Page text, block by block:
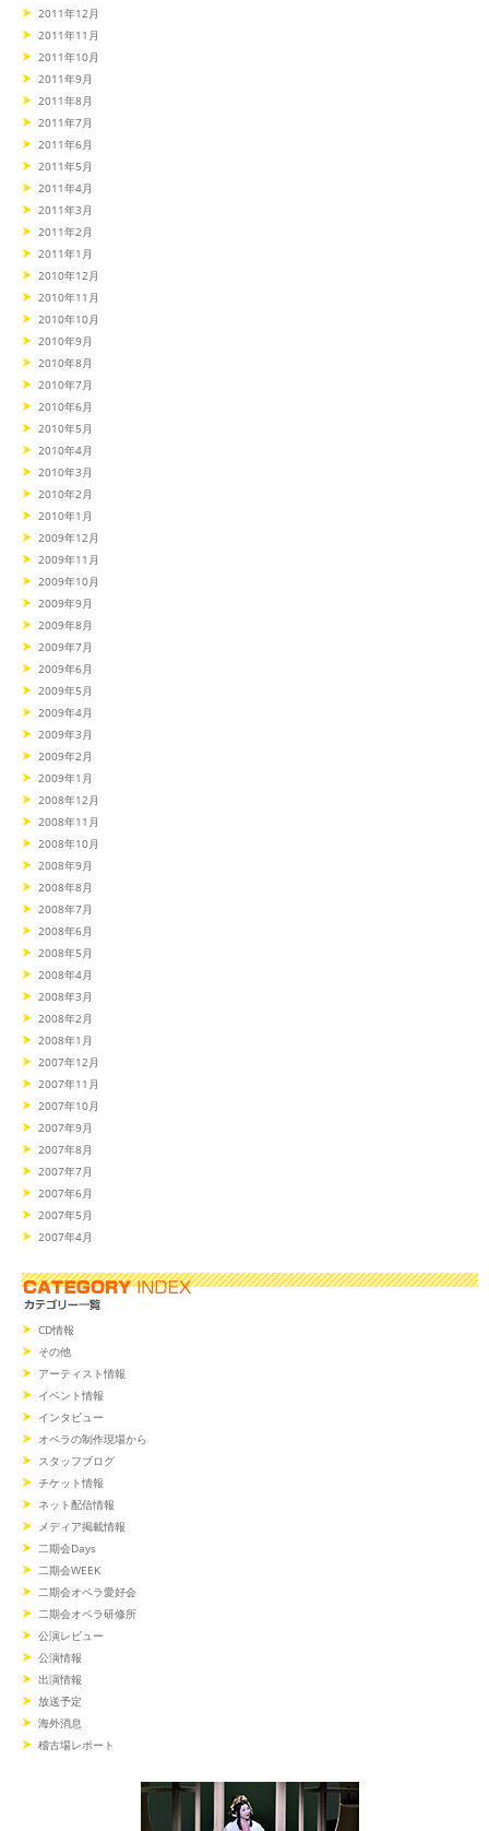
2011年12月
2011年11月
2011年10月
2011年9月
2011年8月
2011年7月
2011年6月
2011年5月
2011年4月
2011年3月
2011年2月
2011年1月
2010年12月
2010年11月
2010年10月
2010年9月
2010年8月
2010年7月
2010年6月
2010年5月
2010年4月
2010年3月
2010年2月
2010年1月
2009年12月
2009年11月
2009年10月
2009年9月
2009年8月
2009年7月
2009年6月
2009年5月
2009年4月
2009年3月
2009年2月
2009年1月
2008年12月
2008年11月
2008年10月
2008年9月
2008年8月
2008年7月
2008年6月
2008年5月
2008年4月
2008年3月
2008年2月
2008年1月
2007年12月
2007年11月
2007年10月
2007年9月
2007年8月
2007年7月
2007年6月
2007年5月
2007年4月
CD情報
その他
アーティスト情報
イベント情報
インタビュー
オペラの制作現場から
スタッフブログ
チケット情報
ネット配信情報
メディア掲載情報
二期会Days
二期会WEEK
二期会オペラ愛好会
二期会オペラ研修所
公演レビュー
公演情報
出演情報
放送予定
海外消息
稽古場レポート